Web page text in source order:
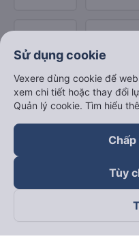
Sử dụng cookie
Vexere dùng cookie để
xem chi tiết hoặc thay đổi
Quản lý cookie. Tìm hiểu
Chấp
Tùy